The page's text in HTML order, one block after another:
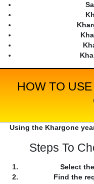
HOW TO
Using the Khargone
Steps To
Select
Find the